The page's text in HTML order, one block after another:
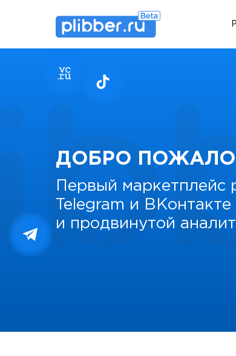
ДОБРО
Первый маркетплейс
Telegram и
и продвинутой